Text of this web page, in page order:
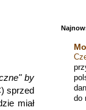
by
sprzed
miał
do